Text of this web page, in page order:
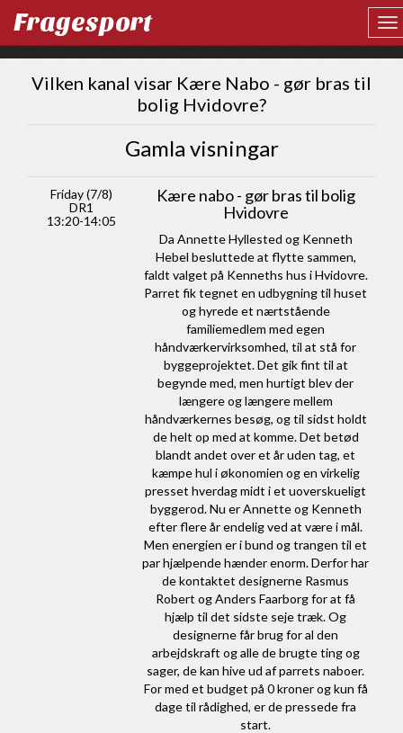
Fragesport
Vilken kanal visar Kære Nabo - gør bras til
bolig Hvidovre?
Gamla visningar
Friday (7/8)
DR1
13:20-14:05
Kære nabo - gør bras til bolig
Hvidovre
Da Annette Hyllested og Kenneth
Hebel besluttede at flytte sammen,
faldt valget på Kenneths hus i Hvidovre.
Parret fik tegnet en udbygning til huset
og hyrede et nærtstående
familiemedlem med egen
håndværkervirksomhed, til at stå for
byggeprojektet. Det gik fint til at
begynde med, men hurtigt blev der
længere og længere mellem
håndværkernes besøg, og til sidst holdt
de helt op med at komme. Det betød
blandt andet over et år uden tag, et
kæmpe hul i økonomien og en virkelig
presset hverdag midt i et uoverskueligt
byggerod. Nu er Annette og Kenneth
efter flere år endelig ved at være i mål.
Men energien er i bund og trangen til et
par hjælpende hænder enorm. Derfor har
de kontaktet designerne Rasmus
Robert og Anders Faarborg for at få
hjælp til det sidste seje træk. Og
designerne får brug for al den
arbejdskraft og alle de brugte ting og
sager, de kan hive ud af parrets naboer.
For med et budget på 0 kroner og kun få
dage til rådighed, er de pressede fra
start.